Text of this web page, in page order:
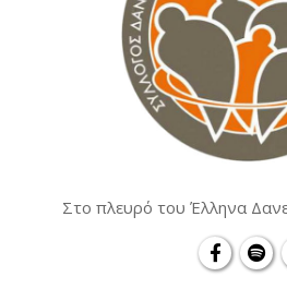
Στο πλευρό του Έλληνα